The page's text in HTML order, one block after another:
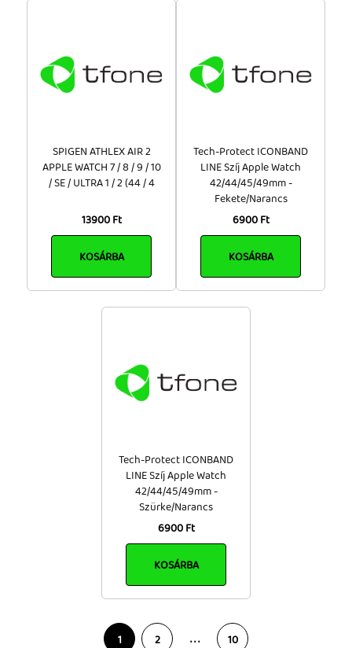
SPIGEN ATHLEX AIR 2
APPLE WATCH 7 / 8 / 9 / 10
/ SE / ULTRA 1 / 2 (44 / 4
13900 Ft
KOSÁRBA
Tech-Protect ICONBAND
LINE Szíj Apple Watch
42/44/45/49mm -
Fekete/Narancs
6900 Ft
KOSÁRBA
Tech-Protect ICONBAND
LINE Szíj Apple Watch
42/44/45/49mm -
Szürke/Narancs
6900 Ft
KOSÁRBA
1 2 . . . 10